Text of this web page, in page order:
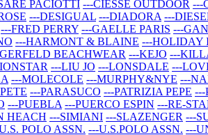
PACIOTTI ---CIESSE OUTDOOR ---
---DESIGUAL ---DIADORA ---
---FRED PERRY ---GAELLE PARIS ---
---HARMONT & BLAINE ---HOLIDAY
BEACHWEAR ---KEJO ---
---LIU JO ---LONSDALE ---
---MOLECOLE ---MURPHY&NYE ---
---PARASUCO ---PATRIZIA PEPE ---
---PUEBLA ---PUERCO ESPIN ---RE-
HEACH ---SIMIANI ---SLAZENGER ---
POLO ASSN. ---U.S.POLO ASSN. ---